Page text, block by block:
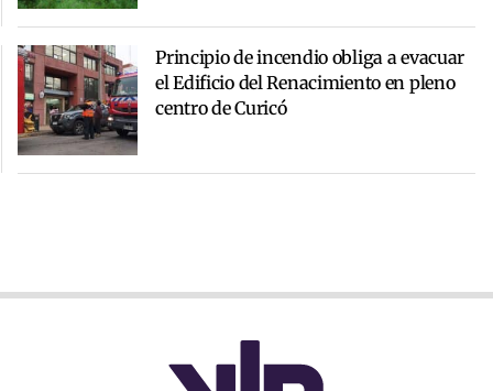
Principio de incendio obliga a evacuar
el Edificio del Renacimiento en pleno
centro de Curicó